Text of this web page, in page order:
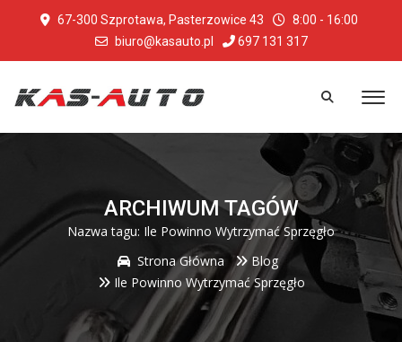
67-300 Szprotawa, Pasterzowice 43
8:00 - 16:00
biuro@kasauto.pl
697 131 317
ARCHIWUM TAGÓW
Nazwa tagu: Ile Powinno Wytrzymać Sprzęgło
Strona Główna
Blog
Ile Powinno Wytrzymać Sprzęgło